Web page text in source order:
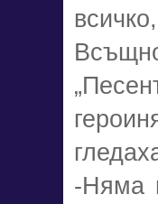
-Няма